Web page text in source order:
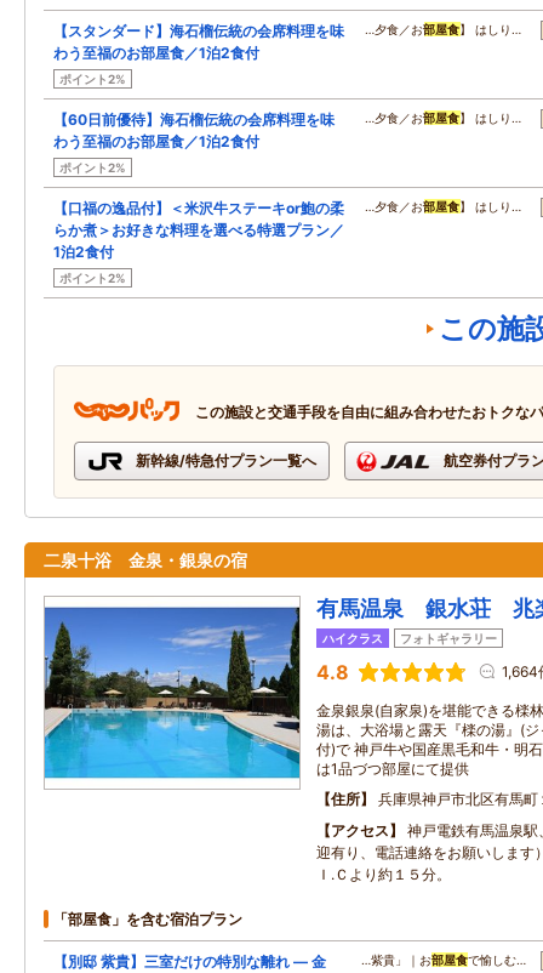
【スタンダード】海石榴伝統の会席料理を味
わう至福のお部屋食／1泊2食付
ポイント2%
…夕食／お部屋食】 はしり…
【60日前優待】海石榴伝統の会席料理を味
わう至福のお部屋食／1泊2食付
ポイント2%
…夕食／お部屋食】 はしり…
【口福の逸品付】＜米沢牛ステーキor鮑の柔
らか煮＞お好きな料理を選べる特選プラン／
1泊2食付
ポイント2%
…夕食／お部屋食】 はしり…
この施
この施設と交通手段を自由に組み合わせたおトクな
新幹線/特急付プラン一覧へ 航空券付プラ
二泉十浴 金泉・銀泉の宿
有馬温泉 銀水荘 兆
ハイクラス フォトギャラリー
4.8 1,664
金泉銀泉(自家泉)を堪能できる檪
湯は、大浴場と露天『檪の湯』(
付)で 神戸牛や国産黒毛和牛・明
は1品づつ部屋にて提供
住所
兵庫県神戸市北区有馬
アクセス
神戸電鉄有馬温泉
迎有り、電話連絡をお願いします
Ｉ.Ｃより約１５分。
「部屋食」を含む宿泊プラン
【別邸 紫貴】三室だけの特別な離れ ― 金
…紫貴」｜お部屋食で愉しむ…